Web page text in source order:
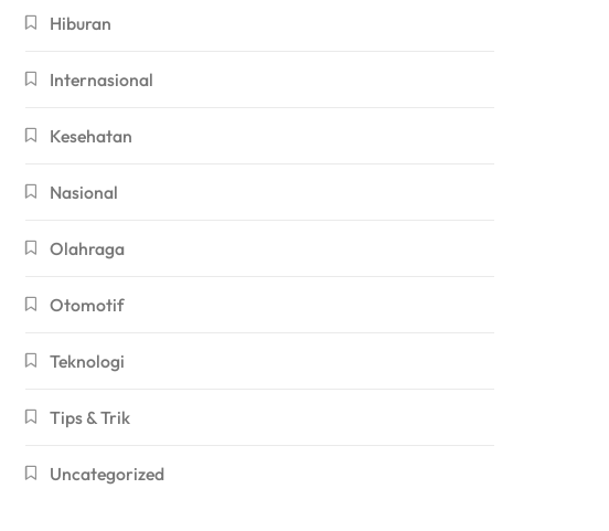
Hiburan
Internasional
Kesehatan
Nasional
Olahraga
Otomotif
Teknologi
Tips & Trik
Uncategorized